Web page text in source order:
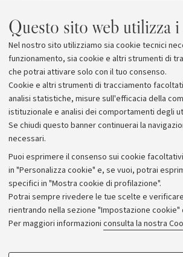
Questo sito web utilizza
Nel nostro sito utilizziamo sia cookie tecnici
funzionamento, sia cookie e altri strumenti di
che potrai attivare solo con il tuo consenso.
Cookie e altri strumenti di tracciamento
analisi statistiche, misure sull'efficacia della
istituzionale e analisi dei comportamenti degli
Se chiudi questo banner continuerai la
necessari.
Puoi esprimere il consenso sui cookie
in "Personalizza cookie" e, se vuoi, potrai
specifici in "Mostra cookie di profilazione".
Potrai sempre rivedere le tue scelte e
rientrando nella sezione "Impostazione cookie"
Per maggiori informazioni consulta la nostra
sabato e domenica è in programma
in inglese alle ore 17. Il 16 novembre, il
18 gennaio sono in programma
straordinarie fino alle 22.
Archivio
Comunicati stampa
Redazione
Rassegna stampa